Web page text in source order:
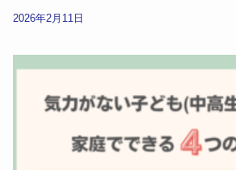
2026年2月11日